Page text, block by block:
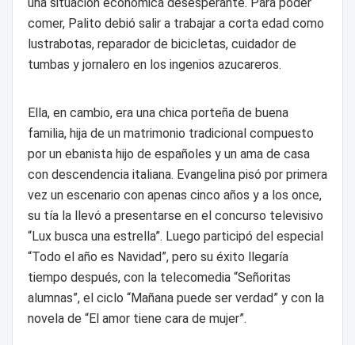
una situación económica desesperante. Para poder
comer, Palito debió salir a trabajar a corta edad como
lustrabotas, reparador de bicicletas, cuidador de
tumbas y jornalero en los ingenios azucareros.
Ella, en cambio, era una chica porteña de buena
familia, hija de un matrimonio tradicional compuesto
por un ebanista hijo de españoles y un ama de casa
con descendencia italiana. Evangelina pisó por primera
vez un escenario con apenas cinco años y a los once,
su tía la llevó a presentarse en el concurso televisivo
“Lux busca una estrella”. Luego participó del especial
“Todo el año es Navidad”, pero su éxito llegaría
tiempo después, con la telecomedia “Señoritas
alumnas”, el ciclo “Mañana puede ser verdad” y con la
novela de “El amor tiene cara de mujer”.